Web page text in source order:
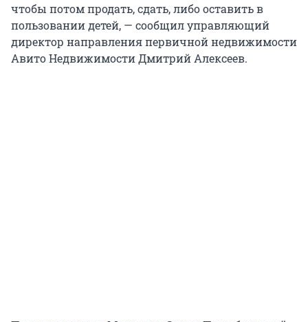
чтобы потом продать, сдать, либо оставить в
пользовании детей, — сообщил управляющий
директор направления первичной недвижимости
Авито Недвижимости Дмитрий Алексеев.